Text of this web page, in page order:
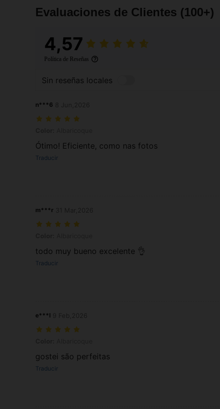
Evaluaciones de Clientes (100+)
4,57
Política de Reseñas
Sin reseñas locales
n***6
Ótimo! Eficiente, como nas fotos
Traducir
m***r
todo muy bueno excelente 👌
Traducir
e***l
gostei são perfeitas
Traducir